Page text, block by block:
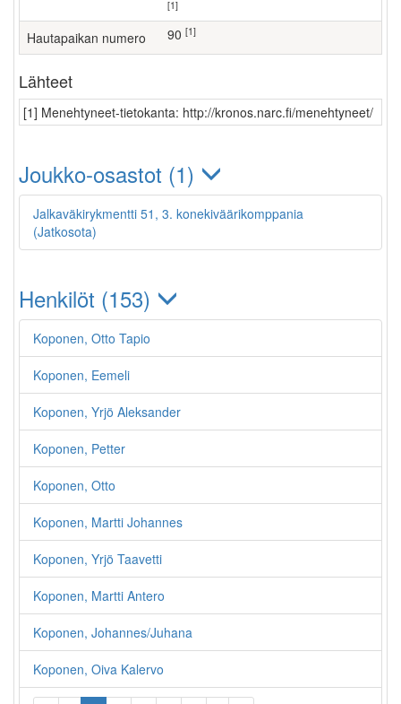
[1]
Hautapaikan numero 90 [1]
Lähteet
[1] Menehtyneet-tietokanta: http://kronos.narc.fi/menehtyneet/
Joukko-osastot (1)
Jalkaväkirykmentti 51, 3. konekiväärikomppania
(Jatkosota)
Henkilöt (153)
Koponen, Otto Tapio
Koponen, Eemeli
Koponen, Yrjö Aleksander
Koponen, Petter
Koponen, Otto
Koponen, Martti Johannes
Koponen, Yrjö Taavetti
Koponen, Martti Antero
Koponen, Johannes/Juhana
Koponen, Oiva Kalervo